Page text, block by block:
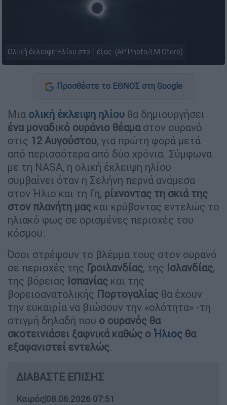
Ολική έκλειψη Ηλίου στο Τέξας (AP Photo/LM Otero)
Προσθέστε το ΕΘΝΟΣ στη Google
Μια ολική έκλειψη ηλίου θα δημιουργήσει
ένα μοναδικό ουράνιο θέαμαστον ουρανό
στις 12 Αυγούστου, για πρώτη φορά μετά
από περισσότερα από δύο χρόνια. Σύμφωνα
με τη NASA, η ολική έκλειψη ηλίου
συμβαίνει όταν η Σελήνη περνά ανάμεσα
στον Ήλιο και τη Γη, ρίχνοντας τη σκιά της
στον πλανήτη μας και κρύβοντας εντελώς το
ηλιακό φως σε ορισμένες περιοχές του
κόσμου.
Όσοι στρέψουν το βλέμμα τους στον ουρανό
σε περιοχές της Γροιλανδίας, της Ισλανδίας,
της βόρειας Ισπανίας και της
βορειοανατολικής Πορτογαλίας θα έχουν
την ευκαιρία να βιώσουν την «ολότητα» -τη
στιγμή δηλαδή που ο ουρανός θα
σκοτεινιάσει ξαφνικά καθώς ο Ήλιος θα
εξαφανιστεί εντελώς.
ΔΙΑΒΑΣΤΕ ΕΠΙΣΗΣ
Καιρός|08.06.2026 07:51